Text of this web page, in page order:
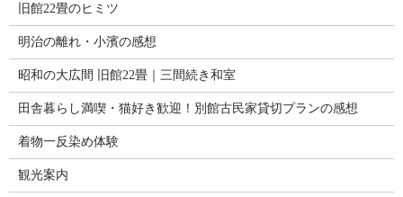
旧館22畳のヒミツ
明治の離れ・小濱の感想
昭和の大広間 旧館22畳｜三間続き和室
田舎暮らし満喫・猫好き歓迎！別館古民家貸切プランの感想
着物一反染め体験
観光案内